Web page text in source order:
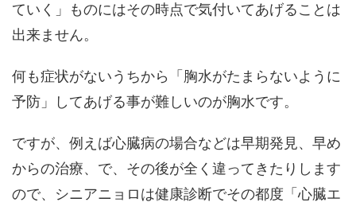
ていく」ものにはその時点で気付いてあげることは
出来ません。
何も症状がないうちから「胸水がたまらないように
予防」してあげる事が難しいのが胸水です。
ですが、例えば心臓病の場合などは早期発見、早め
からの治療、で、その後が全く違ってきたりします
ので、シニアニョロは健康診断でその都度「心臓エ